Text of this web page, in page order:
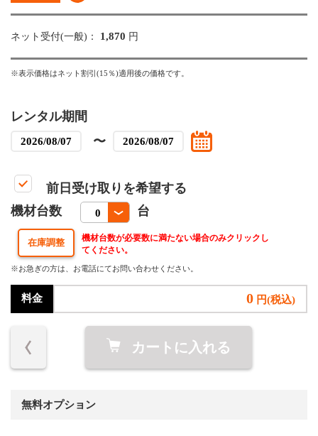
ネット受付(一般)： 1,870 円
※表示価格はネット割引(15％)適用後の価格です。
レンタル期間
〜
前日受け取りを希望する
機材台数
台
機材台数が必要数に満たない場合のみクリックし
てください。
※お急ぎの方は、お電話にてお問い合わせください。
料金 0 円(税込)
カートに入れる
無料オプション